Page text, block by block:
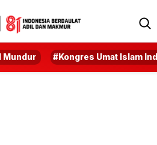
Mundur #Kongres Umat Islam